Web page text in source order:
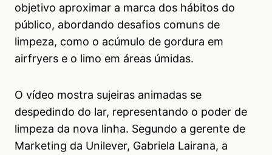
objetivo aproximar a marca dos hábitos do
público, abordando desafios comuns de
limpeza, como o acúmulo de gordura em
airfryers e o limo em áreas úmidas.
O vídeo mostra sujeiras animadas se
despedindo do lar, representando o poder de
limpeza da nova linha. Segundo a gerente de
Marketing da Unilever, Gabriela Lairana, a